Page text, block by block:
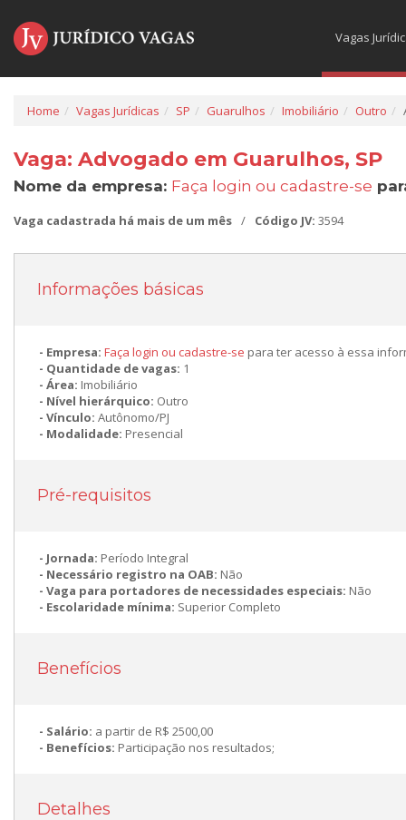
Vagas
Home Vagas Jurídicas SP Guarulhos Imobiliário Outro
Vaga: Advogado em Guarulhos, SP
Nome da empresa: Faça login ou cadastre-se
Vaga cadastrada há mais de um mês / Código JV: 3594
Informações básicas
Empresa: Faça login ou cadastre-se para ter acesso à essa
Quantidade de vagas: 1
Área: Imobiliário
Nível hierárquico: Outro
Vínculo: Autônomo/PJ
Modalidade: Presencial
Pré-requisitos
Jornada: Período Integral
Necessário registro na OAB: Não
Vaga para portadores de necessidades especiais: Não
Escolaridade mínima: Superior Completo
Benefícios
Salário: a partir de R$ 2500,00
Benefícios: Participação nos resultados;
Detalhes